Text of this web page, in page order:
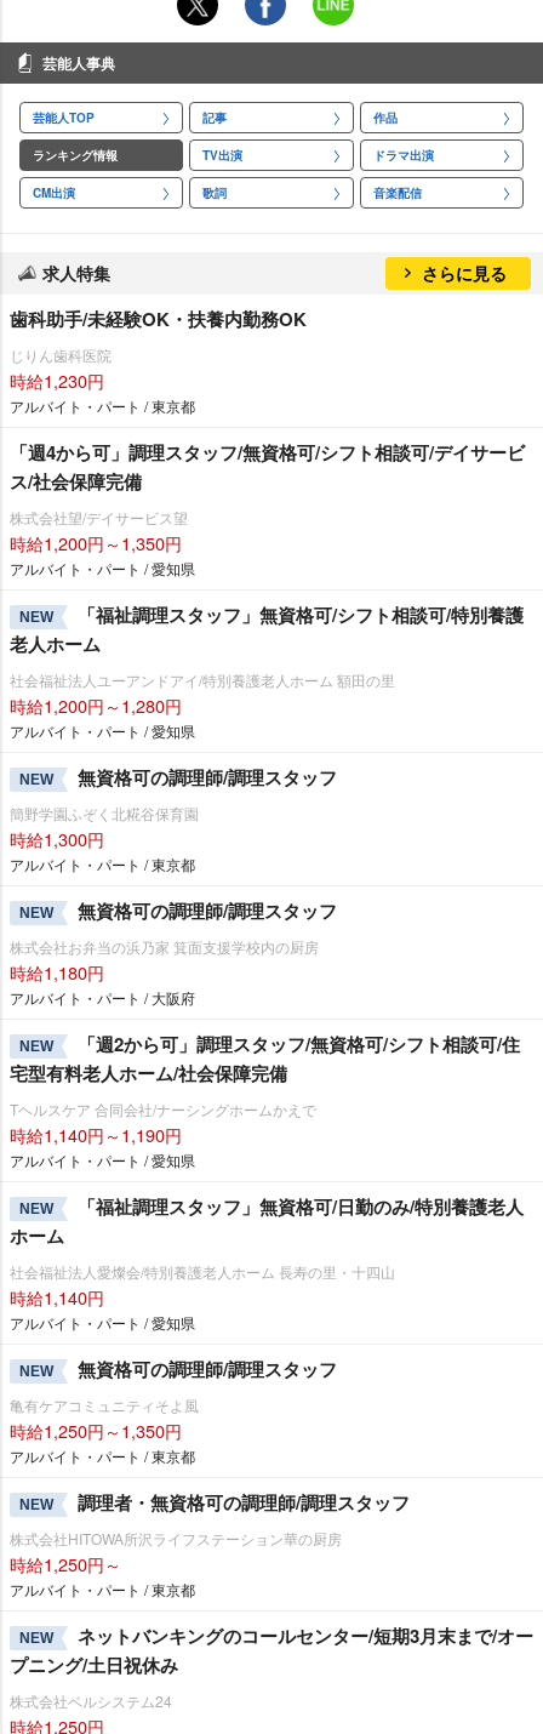
芸能人事典
芸能人TOP 記事 作品
ランキング情報 TV出演 ドラマ出演
CM出演 歌詞 音楽配信
求人特集 さらに見る
歯科助手/未経験OK・扶養内勤務OK
じりん歯科医院
時給1,230円
アルバイト・パート / 東京都
「週4から可」調理スタッフ/無資格可/シフト相談可/デイサービ
ス/社会保障完備
株式会社望/デイサービス望
時給1,200円～1,350円
アルバイト・パート / 愛知県
NEW
「福祉調理スタッフ」無資格可/シフト相談可/特別養護
老人ホーム
社会福祉法人ユーアンドアイ/特別養護老人ホーム 額田の里
時給1,200円～1,280円
アルバイト・パート / 愛知県
NEW 無資格可の調理師/調理スタッフ
簡野学園ふぞく北糀谷保育園
時給1,300円
アルバイト・パート / 東京都
NEW 無資格可の調理師/調理スタッフ
株式会社お弁当の浜乃家 箕面支援学校内の厨房
時給1,180円
アルバイト・パート / 大阪府
NEW
「週2から可」調理スタッフ/無資格可/シフト相談可/住
宅型有料老人ホーム/社会保障完備
Tヘルスケア 合同会社/ナーシングホームかえで
時給1,140円～1,190円
アルバイト・パート / 愛知県
NEW
「福祉調理スタッフ」無資格可/日勤のみ/特別養護老人
ホーム
社会福祉法人愛燦会/特別養護老人ホーム 長寿の里・十四山
時給1,140円
アルバイト・パート / 愛知県
NEW 無資格可の調理師/調理スタッフ
亀有ケアコミュニティそよ風
時給1,250円～1,350円
アルバイト・パート / 東京都
NEW 調理者・無資格可の調理師/調理スタッフ
株式会社HITOWA所沢ライフステーション華の厨房
時給1,250円～
アルバイト・パート / 東京都
NEW
ネットバンキングのコールセンター/短期3月末まで/オー
プニング/土日祝休み
株式会社ベルシステム24
時給1,250円